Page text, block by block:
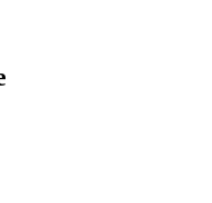
à informação